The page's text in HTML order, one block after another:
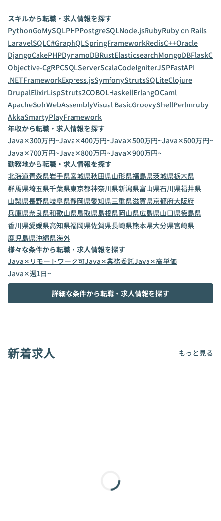
スキルから転職・求人情報を探す
PythonGoMySQLPHPPostgreSQLNode.jsRubyRuby on Rails
LaravelSQLC#GraphQLSpringFrameworkRedisC++Oracle
DjangoCakePHPDynamoDBRustElasticsearchMongoDBFlaskC
Objective-CgRPCSQLServerScalaCodeIgniterJSPFastAPI
.NETFrameworkExpress.jsSymfonyStrutsSQLiteClojure
DrupalElixirLispStruts2COBOLHaskellErlangOCaml
ApacheSolrWebAssemblyVisual BasicGroovyShellPerlmruby
AkkaSmartyPlayFramework
年収から転職・求人情報を探す
Java✕300万円~Java✕400万円~Java✕500万円~Java✕600万円~
Java✕700万円~Java✕800万円~Java✕900万円~
勤務地から転職・求人情報を探す
北海道青森県岩手県宮城県秋田県山形県福島県茨城県栃木県
群馬県埼玉県千葉県東京都神奈川県新潟県富山県石川県福井県
山梨県長野県岐阜県静岡県愛知県三重県滋賀県京都府大阪府
兵庫県奈良県和歌山県鳥取県島根県岡山県広島県山口県徳島県
香川県愛媛県高知県福岡県佐賀県長崎県熊本県大分県宮崎県
鹿児島県沖縄県海外
様々な条件から転職・求人情報を探す
Java✕リモートワーク可Java✕業務委託Java✕高単価
Java✕週1日~
詳細な条件から転職・求人情報を探す
新着求人 もっと見る